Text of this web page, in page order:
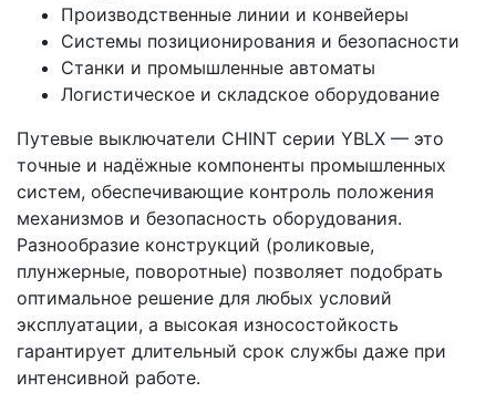
Производственные линии и конвейеры
Системы позиционирования и безопасности
Станки и промышленные автоматы
Логистическое и складское оборудование
Путевые выключатели CHINT серии YBLX — это
точные и надёжные компоненты промышленных
систем, обеспечивающие контроль положения
механизмов и безопасность оборудования.
Разнообразие конструкций (роликовые,
плунжерные, поворотные) позволяет подобрать
оптимальное решение для любых условий
эксплуатации, а высокая износостойкость
гарантирует длительный срок службы даже при
интенсивной работе.